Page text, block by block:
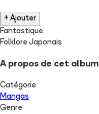
+ Ajouter
Fantastique
Folklore Japonais
A propos de cet album
Catégorie
Mangas
Genre